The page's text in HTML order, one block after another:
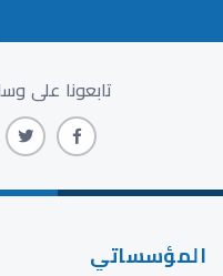
تابعونا على
المؤسساتي